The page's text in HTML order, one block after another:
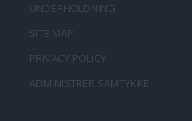
UNDERHOLDNING
SITE MAP
PRIVACY POLICY
ADMINISTRER SAMTYKKE